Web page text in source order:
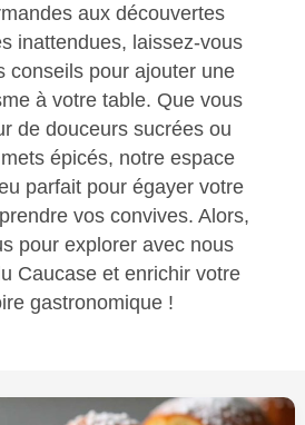
aux découvertes
inattendues, laissez-vous
conseils pour ajouter une
à votre table. Que vous
de douceurs sucrées ou
épicés, notre espace
parfait pour égayer votre
vos convives. Alors,
pour explorer avec nous
Caucase et enrichir votre
gastronomique !